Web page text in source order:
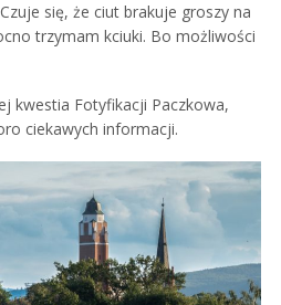
się, że ciut brakuje groszy na
trzymam kciuki. Bo możliwości
kwestia Fotyfikacji Paczkowa,
ciekawych informacji.